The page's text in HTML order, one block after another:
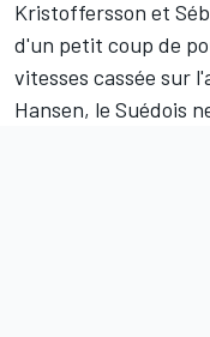
Kristoffersson et
d'un petit coup de
vitesses cassée sur
Hansen, le Suédois